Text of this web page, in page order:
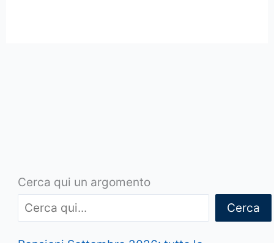
Cerca qui un argomento
Cerca